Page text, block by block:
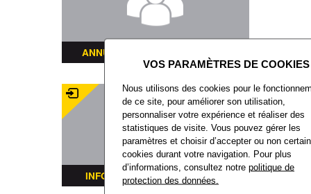
ANNUAIRE DES ASSOCIATIONS
INFORMATIONS TRANSPORTS
Nous utilisons des cookies pour le
de ce site, pour améliorer son utilisation,
personnaliser votre expérience et réaliser des
statistiques de visite. Vous pouvez gérer les
paramètres et choisir d’accepter ou non
cookies durant votre navigation. Pour plus
d’informations, consultez notrepolitique de
protection des données.